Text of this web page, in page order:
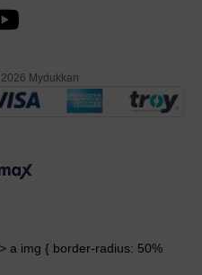
Mydukkan
a img { border-radius: 50%